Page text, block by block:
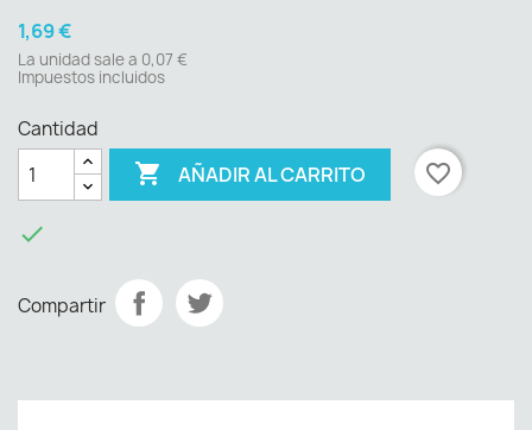
1,69 €
La unidad sale a 0,07 €
Impuestos incluidos
Cantidad
 AÑADIR AL CARRITO favorite_border

Compartir